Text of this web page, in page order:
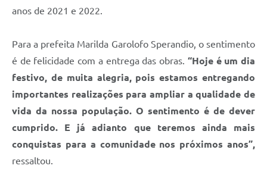
anos de 2021 e 2022.
Para a prefeita Marilda Garolofo Sperandio, o sentimento
é de felicidade com a entrega das obras. “Hoje é um dia
festivo, de muita alegria, pois estamos entregando
importantes realizações para ampliar a qualidade de
vida da nossa população. O sentimento é de dever
cumprido. E já adianto que teremos ainda mais
conquistas para a comunidade nos próximos anos”,
ressaltou.